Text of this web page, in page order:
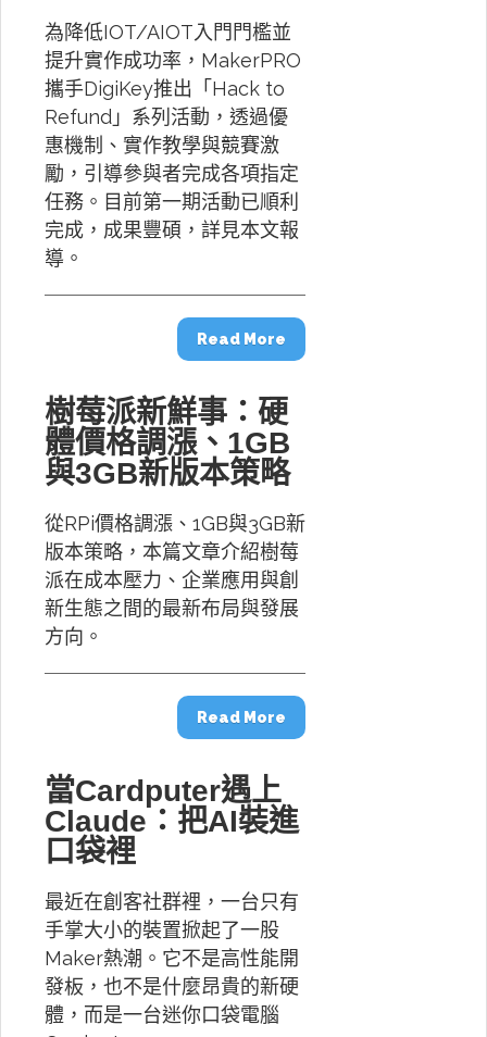
為降低IOT/AIOT入門門檻並
提升實作成功率，MakerPRO
攜手DigiKey推出「Hack to
Refund」系列活動，透過優
惠機制、實作教學與競賽激
勵，引導參與者完成各項指定
任務。目前第一期活動已順利
完成，成果豐碩，詳見本文報
導。
Read More
樹莓派新鮮事：硬
體價格調漲、1GB
與3GB新版本策略
從RPi價格調漲、1GB與3GB新
版本策略，本篇文章介紹樹莓
派在成本壓力、企業應用與創
新生態之間的最新布局與發展
方向。
Read More
當Cardputer遇上
Claude：把AI裝進
口袋裡
最近在創客社群裡，一台只有
手掌大小的裝置掀起了一股
Maker熱潮。它不是高性能開
發板，也不是什麼昂貴的新硬
體，而是一台迷你口袋電腦